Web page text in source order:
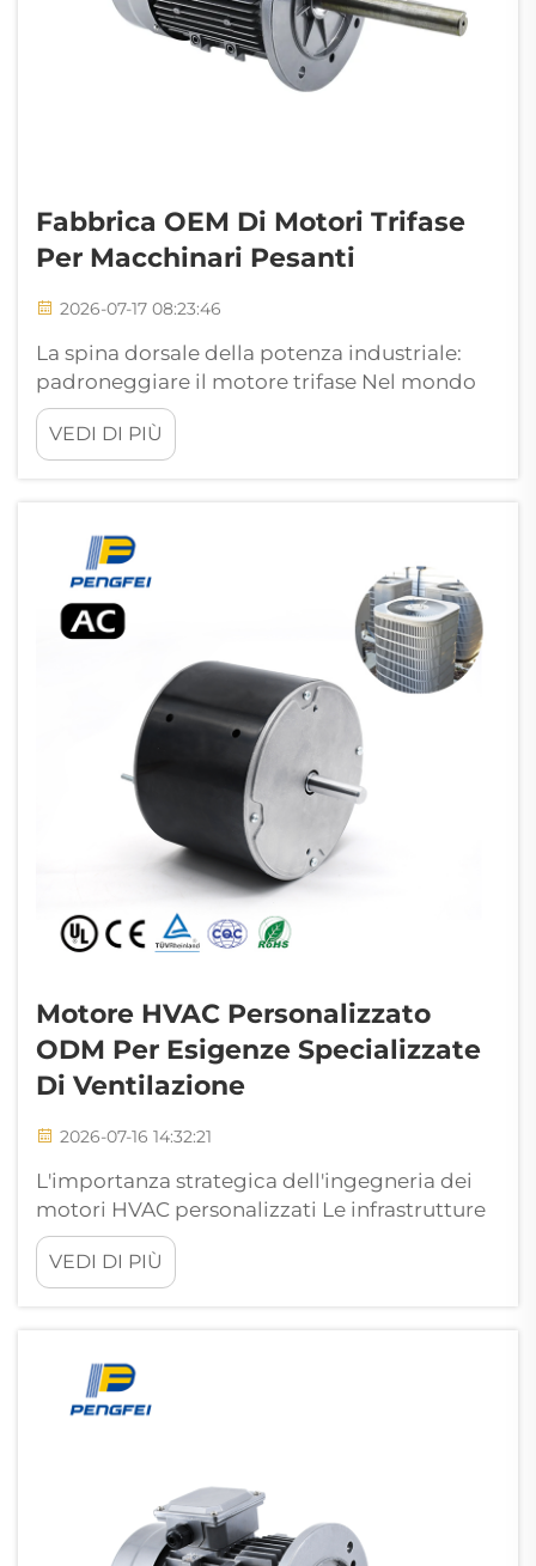
Fabbrica OEM Di Motori Trifase
Per Macchinari Pesanti
2026-07-17 08:23:46
La spina dorsale della potenza industriale:
padroneggiare il motore trifase Nel mondo
esigente delle macchine pesanti, la
trasmissione di potenza è il battito che
determina il successo operativo. Dai massicci
capacità...
VEDI DI PIÙ
Motore HVAC Personalizzato
ODM Per Esigenze Specializzate
Di Ventilazione
2026-07-16 14:32:21
L'importanza strategica dell'ingegneria dei
motori HVAC personalizzati Le infrastrutture
moderne di ventilazione si trovano ad
affrontare sfide sempre più complesse in
un'era caratterizzata da rigorose normative
industriali...
VEDI DI PIÙ